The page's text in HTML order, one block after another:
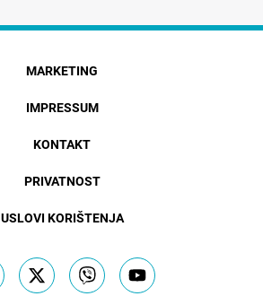
MARKETING
IMPRESSUM
KONTAKT
PRIVATNOST
USLOVI KORIŠTENJA